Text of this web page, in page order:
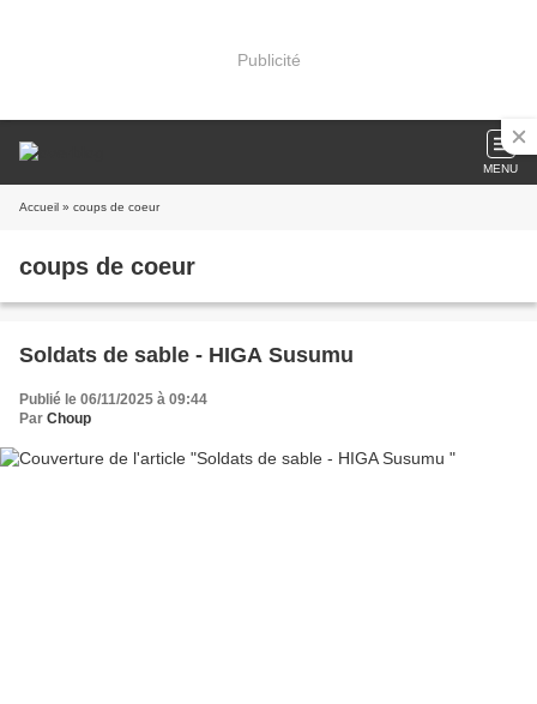
Publicité
MENU
Accueil » coups de coeur
coups de coeur
Soldats de sable - HIGA Susumu
Publié le 06/11/2025 à 09:44
Par Choup